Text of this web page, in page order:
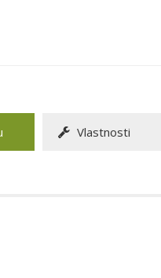
Vlastnosti